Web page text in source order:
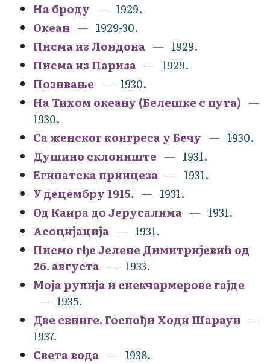
На броду
1929.
Океан
1929-30.
Писма из Лондона
1929.
Писма из Париза
1929.
Позивање
1930.
На Тихом океану (Белешке с пута)
1930.
Са женског конгреса у Бечу
1930.
Душино склониште
1931.
Египатска принцеза
1931.
У децембру 1915.
1931.
Од Каира до Јерусалима
1931.
Асоцијација
1931.
Писмо гђе Јелене Димитријевић од
26. августа
1933.
Моја рупија и снекчармерове гајде
1935.
Две свинге. Госпођи Ходи Шарауи
1937.
Света вода
1938.